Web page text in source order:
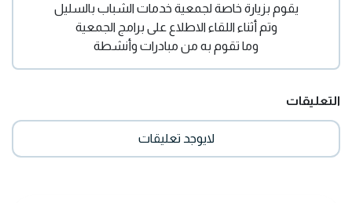
يقوم بزيارة خاصة لجمعية خدمات الشباب بالسليل
وتم أثناء اللقاء الاطلاع على برامج الجمعية
وما تقوم به من مبادرات وأنشطة
التعليقات
لايوجد تعليقات